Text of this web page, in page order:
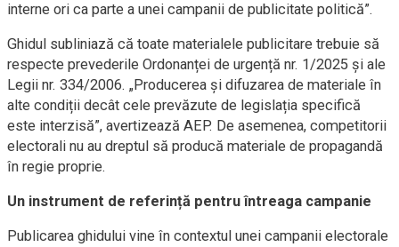
interne ori ca parte a unei campanii de publicitate politică”.
Ghidul subliniază că toate materialele publicitare trebuie să
respecte prevederile Ordonanței de urgență nr. 1/2025 și ale
Legii nr. 334/2006. „Producerea și difuzarea de materiale în
alte condiții decât cele prevăzute de legislația specifică
este interzisă”, avertizează AEP. De asemenea, competitorii
electorali nu au dreptul să producă materiale de propagandă
în regie proprie.
Un instrument de referință pentru întreaga campanie
Publicarea ghidului vine în contextul unei campanii electorale